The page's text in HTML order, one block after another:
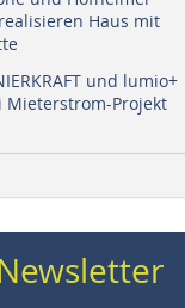
Haus mit
und lumio+
Mieterstrom-Projekt